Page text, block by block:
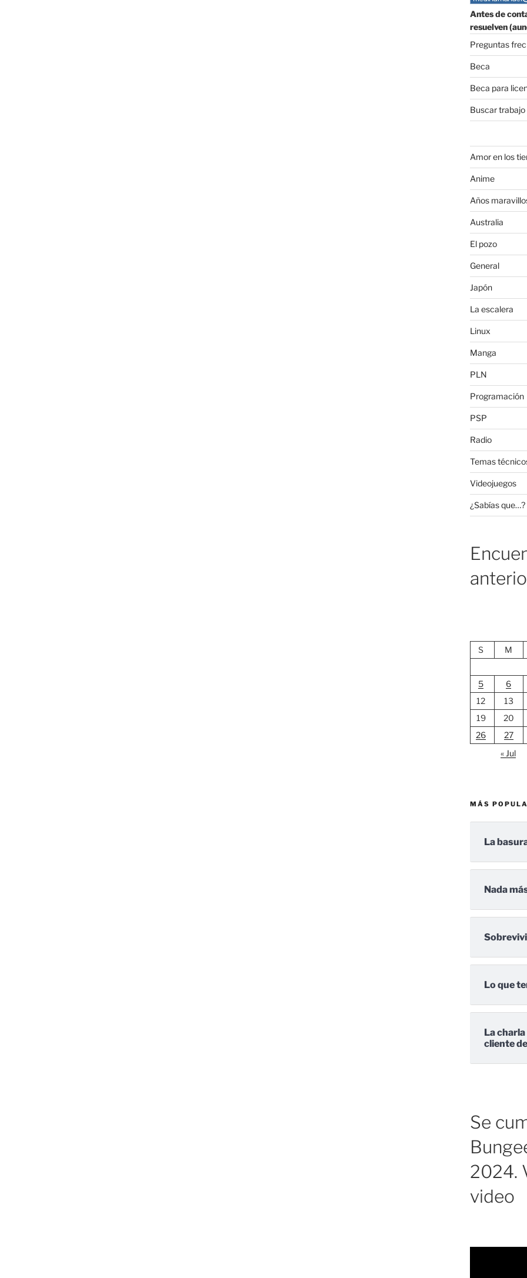
Antes de
resuelven
Preguntas
Beca
Beca para
Buscar
Amor en los
Anime
Años
Australia
El pozo
General
Japón
La escalera
Linux
Manga
PLN
Programación
PSP
Radio
Temas
Videojuegos
¿Sabías que…?
S M
5
6
12
13
19
20
26
27
« Jul
MÁS
La
Nada
Lo que
La
cliente
Se
2024.
video